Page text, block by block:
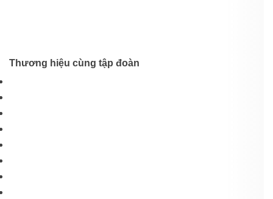
Thương hiệu cùng tập đoàn